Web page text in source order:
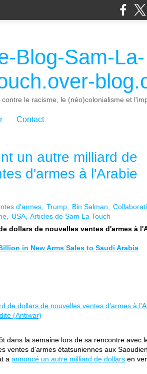
Blog-Sam-La-
contre le racisme, le (néo)colonialisme et
Contact
un autre milliard de
d'armes à l'Arabie
d'armes Trump Bin Salman
USA Articles de Sam La Touch
dollars de nouvelles ventes d'armes à
in New Arms Sales to Saudi Arabia
dans la semaine lors de sa rencontre avec
ventes d'armes étatsuniennes aux
a annoncé un autre milliard de dollars en